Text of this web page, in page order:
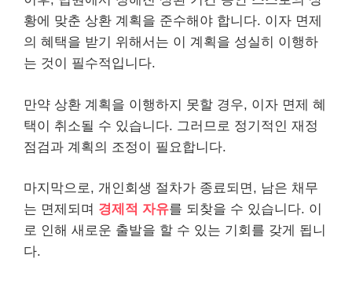
황에 맞춘 상환 계획을 준수해야 합니다. 이자 면제
의 혜택을 받기 위해서는 이 계획을 성실히 이행하
는 것이 필수적입니다.
만약 상환 계획을 이행하지 못할 경우, 이자 면제 혜
택이 취소될 수 있습니다. 그러므로 정기적인 재정
점검과 계획의 조정이 필요합니다.
마지막으로, 개인회생 절차가 종료되면, 남은 채무
는 면제되며 경제적 자유를 되찾을 수 있습니다. 이
로 인해 새로운 출발을 할 수 있는 기회를 갖게 됩니
다.